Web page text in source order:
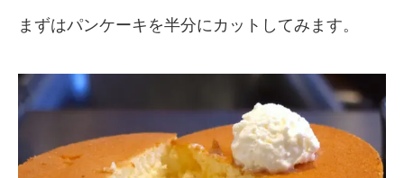
まずはパンケーキを半分にカットしてみます。